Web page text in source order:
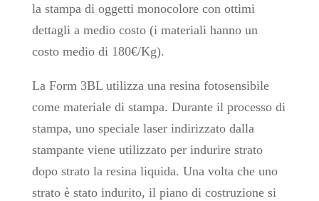
la stampa di oggetti monocolore con ottimi
dettagli a medio costo (i materiali hanno un
costo medio di 180€/Kg).
La Form 3BL utilizza una resina fotosensibile
come materiale di stampa. Durante il processo di
stampa, uno speciale laser indirizzato dalla
stampante viene utilizzato per indurire strato
dopo strato la resina liquida. Una volta che uno
strato è stato indurito, il piano di costruzione si